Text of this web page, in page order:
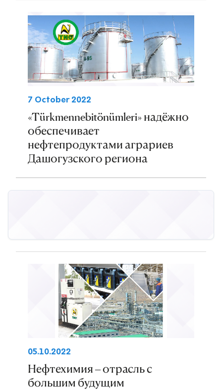
7 October 2022
«Türkmennebitönümleri» надёжно
обеспечивает
нефтепродуктами аграриев
Дашогузского региона
05.10.2022
Нефтехимия – отрасль с
большим будущим